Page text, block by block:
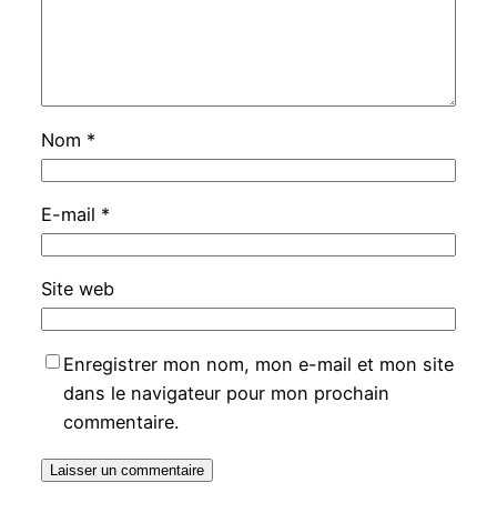
Nom *
E-mail *
Site web
Enregistrer mon nom, mon e-mail et mon site
dans le navigateur pour mon prochain
commentaire.